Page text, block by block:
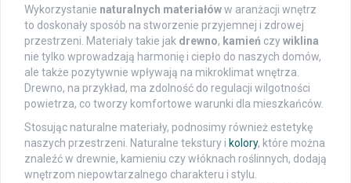
Wykorzystanie naturalnych materiałóww aranżacji wnętrz
to doskonały sposób na stworzenie przyjemnej i zdrowej
przestrzeni. Materiały takie jak drewno, kamień czywiklina
nie tylko wprowadzają harmonię i ciepło do naszych domów,
ale także pozytywnie wpływają na mikroklimat wnętrza.
Drewno, na przykład, ma zdolność do regulacji wilgotności
powietrza, co tworzy komfortowe warunki dla mieszkańców.
Stosując naturalne materiały, podnosimy również estetykę
naszych przestrzeni. Naturalne tekstury i kolory, które można
znaleźć w drewnie, kamieniu czy włóknach roślinnych, dodają
wnętrzom niepowtarzalnego charakteru i stylu.